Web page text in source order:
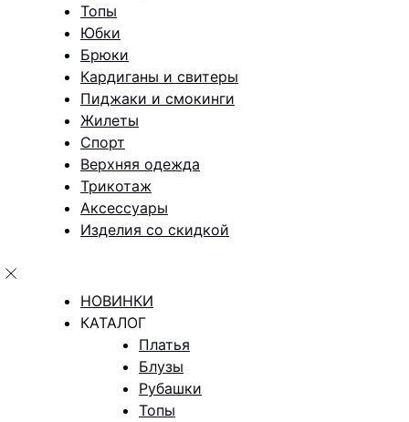
Топы
Юбки
Брюки
Кардиганы и свитеры
Пиджаки и смокинги
Жилеты
Спорт
Верхняя одежда
Трикотаж
Аксессуары
Изделия со скидкой
НОВИНКИ
КАТАЛОГ
Платья
Блузы
Рубашки
Топы